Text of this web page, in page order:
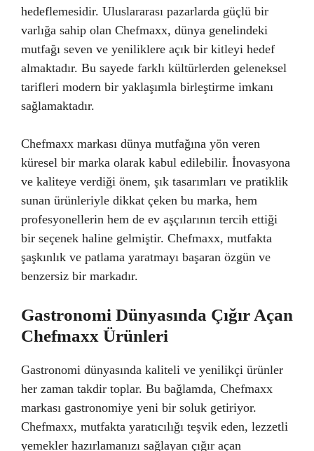
hedeflemesidir. Uluslararası pazarlarda güçlü bir
varlığa sahip olan Chefmaxx, dünya genelindeki
mutfağı seven ve yeniliklere açık bir kitleyi hedef
almaktadır. Bu sayede farklı kültürlerden geleneksel
tarifleri modern bir yaklaşımla birleştirme imkanı
sağlamaktadır.
Chefmaxx markası dünya mutfağına yön veren
küresel bir marka olarak kabul edilebilir. İnovasyona
ve kaliteye verdiği önem, şık tasarımları ve pratiklik
sunan ürünleriyle dikkat çeken bu marka, hem
profesyonellerin hem de ev aşçılarının tercih ettiği
bir seçenek haline gelmiştir. Chefmaxx, mutfakta
şaşkınlık ve patlama yaratmayı başaran özgün ve
benzersiz bir markadır.
Gastronomi Dünyasında Çığır Açan
Chefmaxx Ürünleri
Gastronomi dünyasında kaliteli ve yenilikçi ürünler
her zaman takdir toplar. Bu bağlamda, Chefmaxx
markası gastronomiye yeni bir soluk getiriyor.
Chefmaxx, mutfakta yaratıcılığı teşvik eden, lezzetli
yemekler hazırlamanızı sağlayan çığır açan